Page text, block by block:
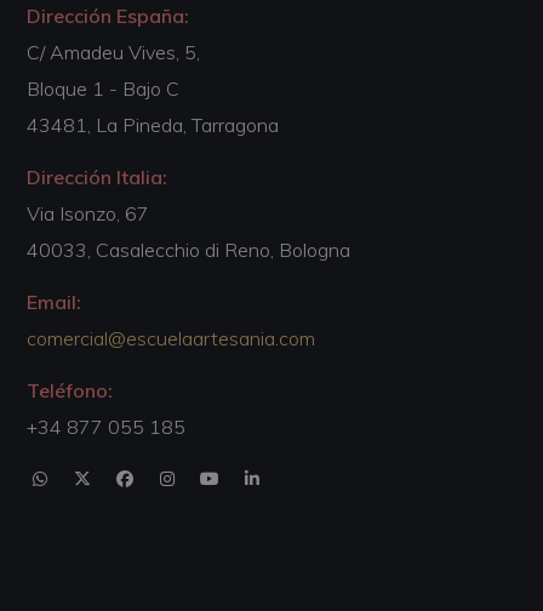
Dirección España:
C/ Amadeu Vives, 5,
Bloque 1 - Bajo C
43481, La Pineda, Tarragona
Dirección Italia:
Via Isonzo, 67
40033, Casalecchio di Reno, Bologna
Email:
comercial@escuelaartesania.com
Teléfono:
+34 877 055 185